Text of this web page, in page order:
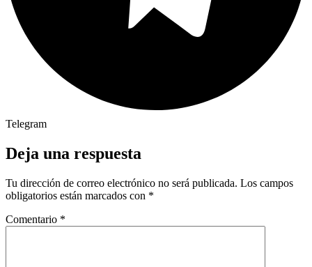
Telegram
Deja una respuesta
Tu dirección de correo electrónico no será publicada. Los campos
obligatorios están marcados con *
Comentario *